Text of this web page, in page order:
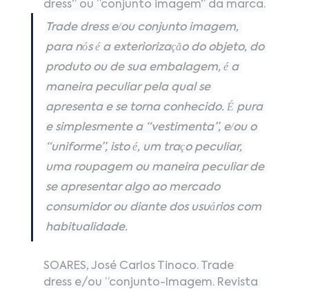
dress” ou “conjunto imagem” da marca.
Trade dress e/ou conjunto imagem,
para nós é a exteriorização do objeto, do
produto ou de sua embalagem, é a
maneira peculiar pela qual se
apresenta e se torna conhecido. É pura
e simplesmente a “vestimenta”, e/ou o
“uniforme”, isto é, um traço peculiar,
uma roupagem ou maneira peculiar de
se apresentar algo ao mercado
consumidor ou diante dos usuários com
habitualidade.
SOARES, José Carlos Tinoco. Trade
dress e/ou “conjunto-lmagem. Revista